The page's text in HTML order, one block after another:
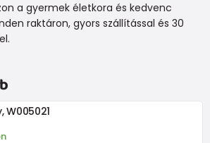
a gyermek életkora és kedvenc
raktáron, gyors szállítással és 30
W005021